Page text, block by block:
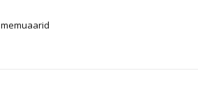
memuaarid